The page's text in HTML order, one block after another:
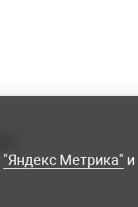
"Яндекс Метрика" и